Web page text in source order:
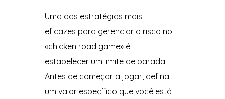
Uma das estratégias mais
eficazes para gerenciar o risco no
«chicken road game» é
estabelecer um limite de parada.
Antes de começar a jogar, defina
um valor específico que você está